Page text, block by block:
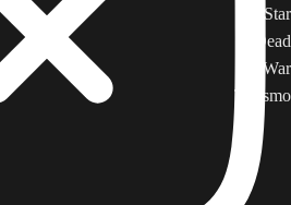
Star
Dead
War
Turismo